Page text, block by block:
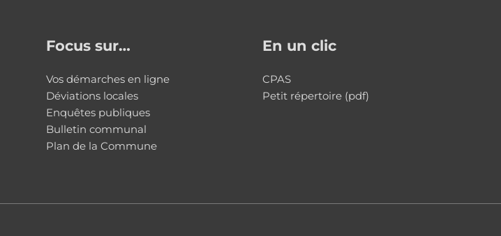
Focus sur…
Vos démarches en ligne
Déviations locales
Enquêtes publiques
Bulletin communal
Plan de la Commune
En un clic
CPAS
Petit répertoire (pdf)